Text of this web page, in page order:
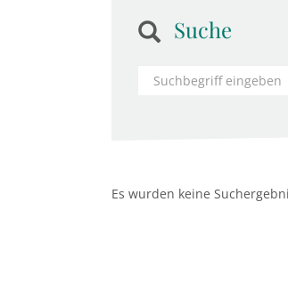
Suche
Es wurden keine